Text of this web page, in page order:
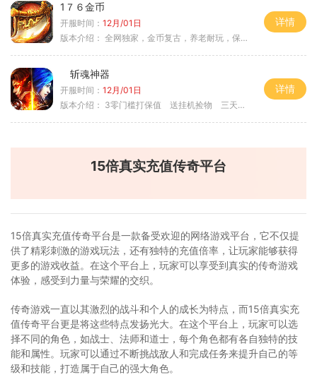
1７６金币
开服时间： 12月/01日
版本介绍： 全网独家，金币复古，养老耐玩，保底回収
详情
斩魂神器
开服时间： 12月/01日
版本介绍： 3零门槛打保值 送挂机捡物 三天合区
详情
15倍真实充值传奇平台
15倍真实充值传奇平台是一款备受欢迎的网络游戏平台，它不仅提
供了精彩刺激的游戏玩法，还有独特的充值倍率，让玩家能够获得
更多的游戏收益。在这个平台上，玩家可以享受到真实的传奇游戏
体验，感受到力量与荣耀的交织。
传奇游戏一直以其激烈的战斗和个人的成长为特点，而15倍真实充
值传奇平台更是将这些特点发扬光大。在这个平台上，玩家可以选
择不同的角色，如战士、法师和道士，每个角色都有各自独特的技
能和属性。玩家可以通过不断挑战敌人和完成任务来提升自己的等
级和技能，打造属于自己的强大角色。